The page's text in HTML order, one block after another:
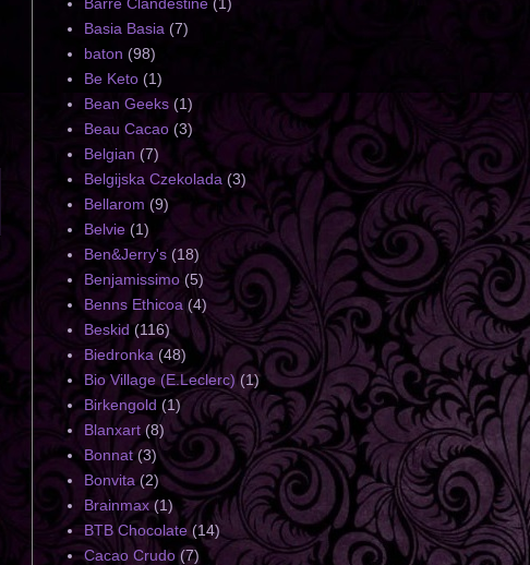
Basia Basia (7)
baton (98)
Be Keto (1)
Bean Geeks (1)
Beau Cacao (3)
Belgian (7)
Belgijska Czekolada (3)
Bellarom (9)
Belvie (1)
Ben&Jerry's (18)
Benjamissimo (5)
Benns Ethicoa (4)
Beskid (116)
Biedronka (48)
Bio Village (E.Leclerc) (1)
Birkengold (1)
Blanxart (8)
Bonnat (3)
Bonvita (2)
Brainmax (1)
BTB Chocolate (14)
Cacao Crudo (7)